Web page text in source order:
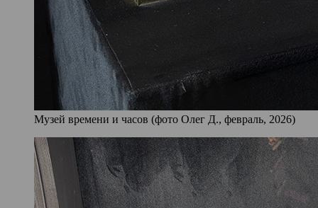
Музей времени и часов (фото Олег Д., февраль, 2026)